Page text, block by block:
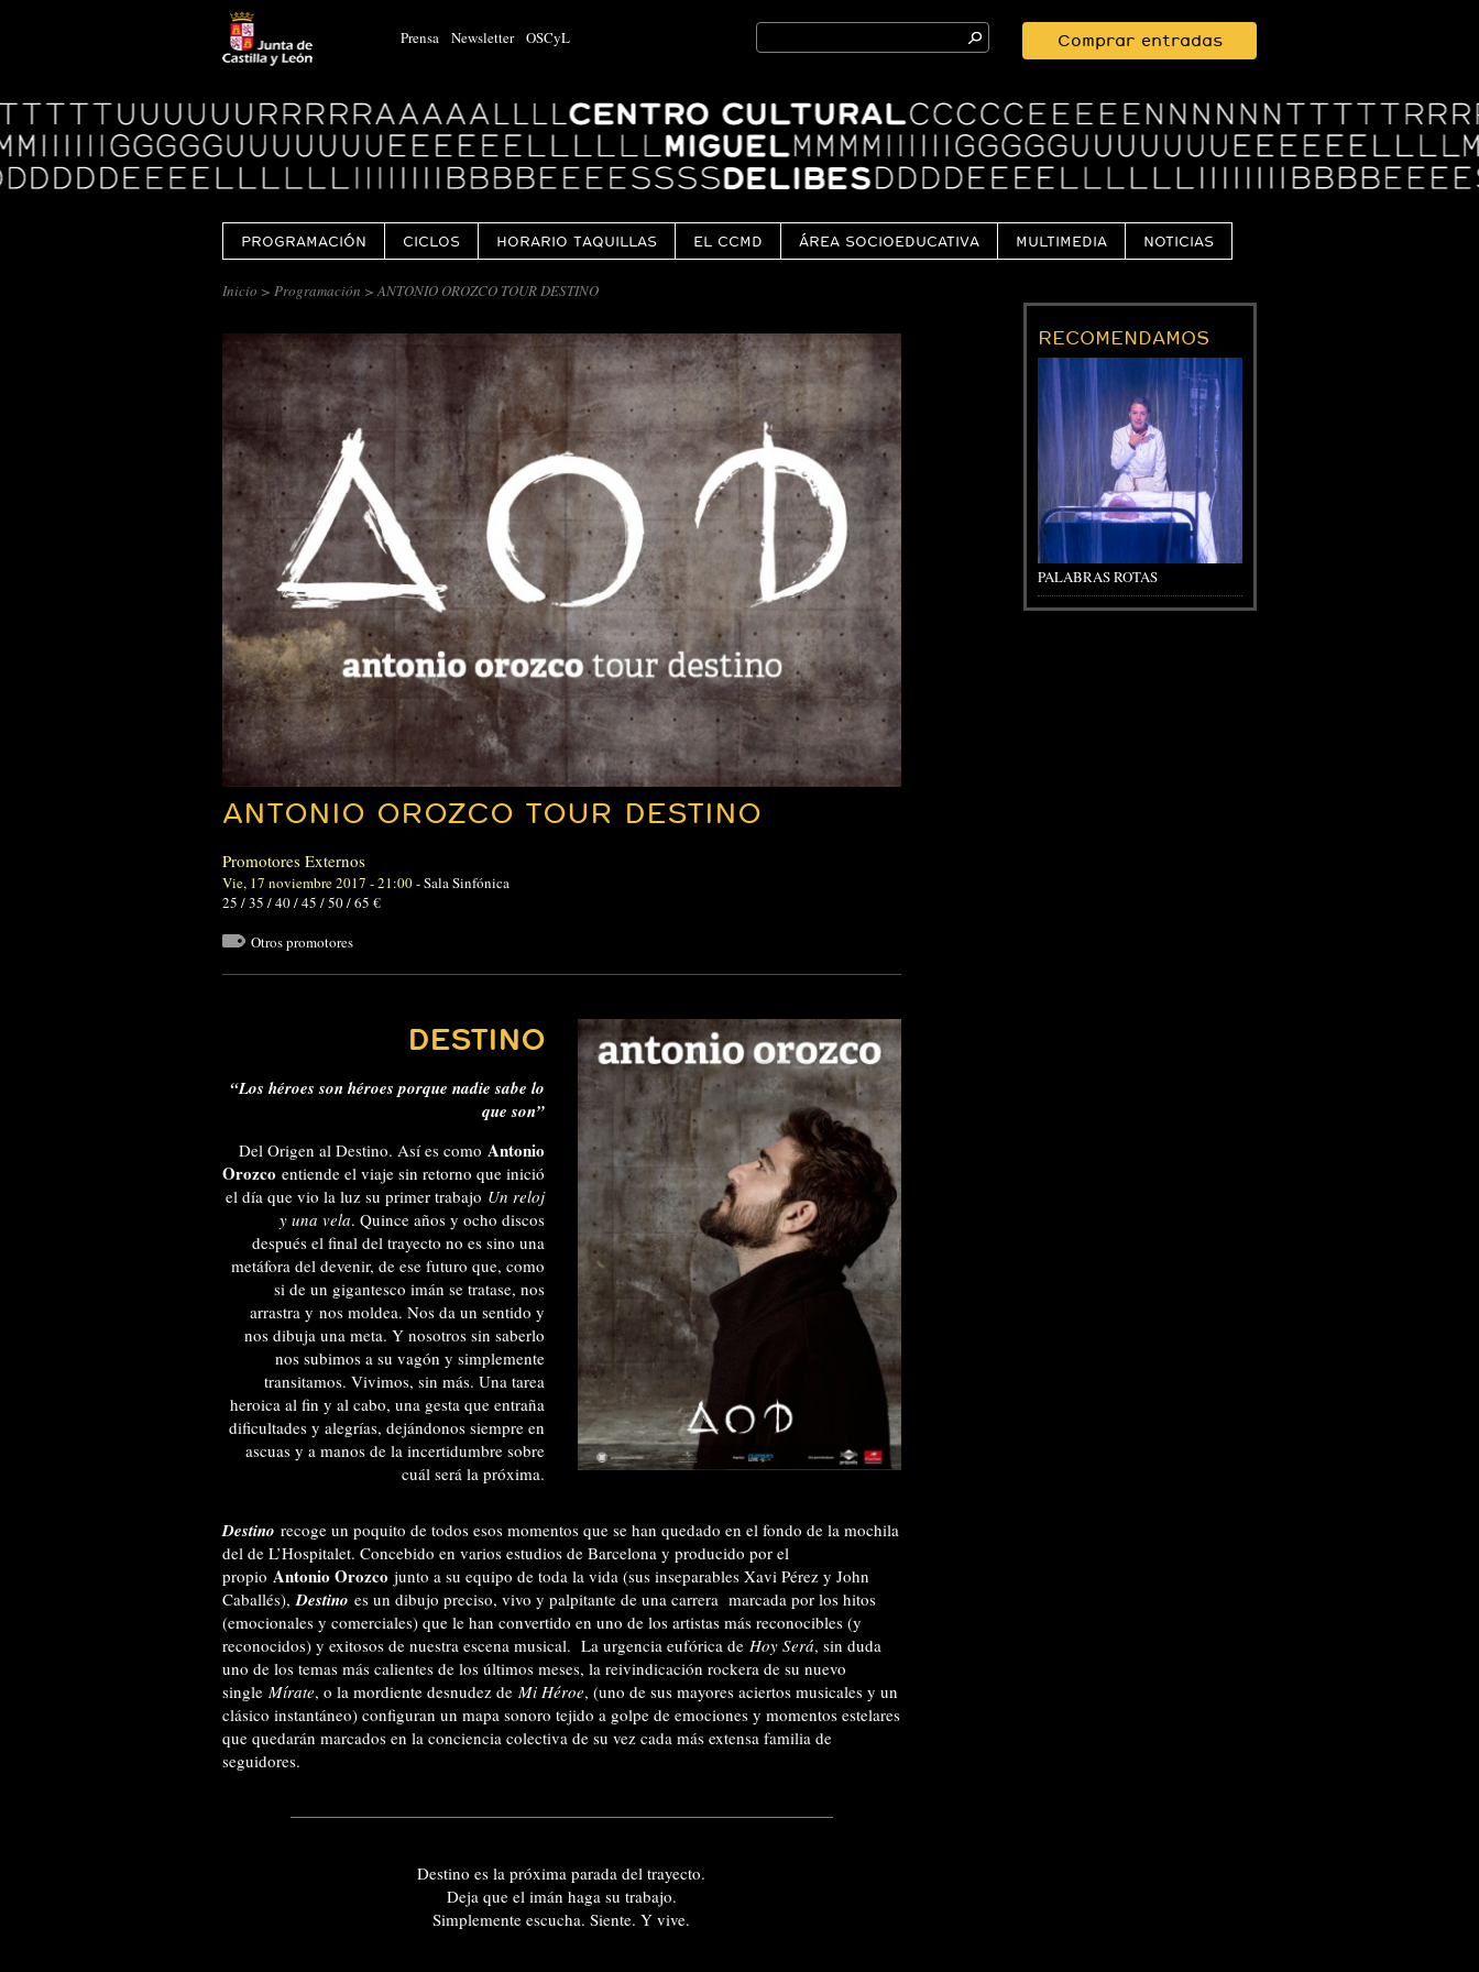
Prensa Newsletter OSCyL
Search
for:
Comprar entradas
Logo
Centro
Cultural
Miguel
Delibes
PROGRAMACIÓN CICLOS HORARIO TAQUILLAS EL CCMD ÁREA SOCIOEDUCATIVA MULTIMEDIA NOTICIAS
Inicio > Programación > ANTONIO OROZCO TOUR DESTINO
ANTONIO OROZCO TOUR DESTINO
Promotores Externos
Vie, 17 noviembre 2017 - 21:00-Sala Sinfónica
25 / 35 / 40 / 45 / 50 / 65 €
Otros promotores
DESTINO
“Los héroes son héroes porque nadie sabe lo
que son”
Del Origen al Destino. Así es comoAntonio
Orozco entiende el viaje sin retorno que inició
el día que vio la luz su primer trabajo Un reloj
y una vela. Quince años y ocho discos
después el final del trayecto no es sino una
metáfora del devenir, de ese futuro que, como
si de un gigantesco imán se tratase, nos
arrastra y nos moldea. Nos da un sentido y
nos dibuja una meta. Y nosotros sin saberlo
nos subimos a su vagón y simplemente
transitamos. Vivimos, sin más. Una tarea
heroica al fin y al cabo, una gesta que entraña
dificultades y alegrías, dejándonos siempre en
ascuas y a manos de la incertidumbre sobre
cuál será la próxima.
Destino recoge un poquito de todos esos momentos que se han quedado en el fondo de la mochila
del de L’Hospitalet. Concebido en varios estudios de Barcelona y producido por el
propio Antonio Orozco junto a su equipo de toda la vida (sus inseparables Xavi Pérez y John
Caballés),Destino es un dibujo preciso, vivo y palpitante de una carrera marcada por los hitos
(emocionales y comerciales) que le han convertido en uno de los artistas más reconocibles (y
reconocidos) y exitosos de nuestra escena musical. La urgencia eufórica de Hoy Será, sin duda
uno de los temas más calientes de los últimos meses, la reivindicación rockera de su nuevo
single Mírate, o la mordiente desnudez de Mi Héroe, (uno de sus mayores aciertos musicales y un
clásico instantáneo) configuran un mapa sonoro tejido a golpe de emociones y momentos estelares
que quedarán marcados en la conciencia colectiva de su vez cada más extensa familia de
seguidores.
Destino es la próxima parada del trayecto.
Deja que el imán haga su trabajo.
Simplemente escucha. Siente. Y vive.
RECOMENDAMOS
PALABRAS ROTAS